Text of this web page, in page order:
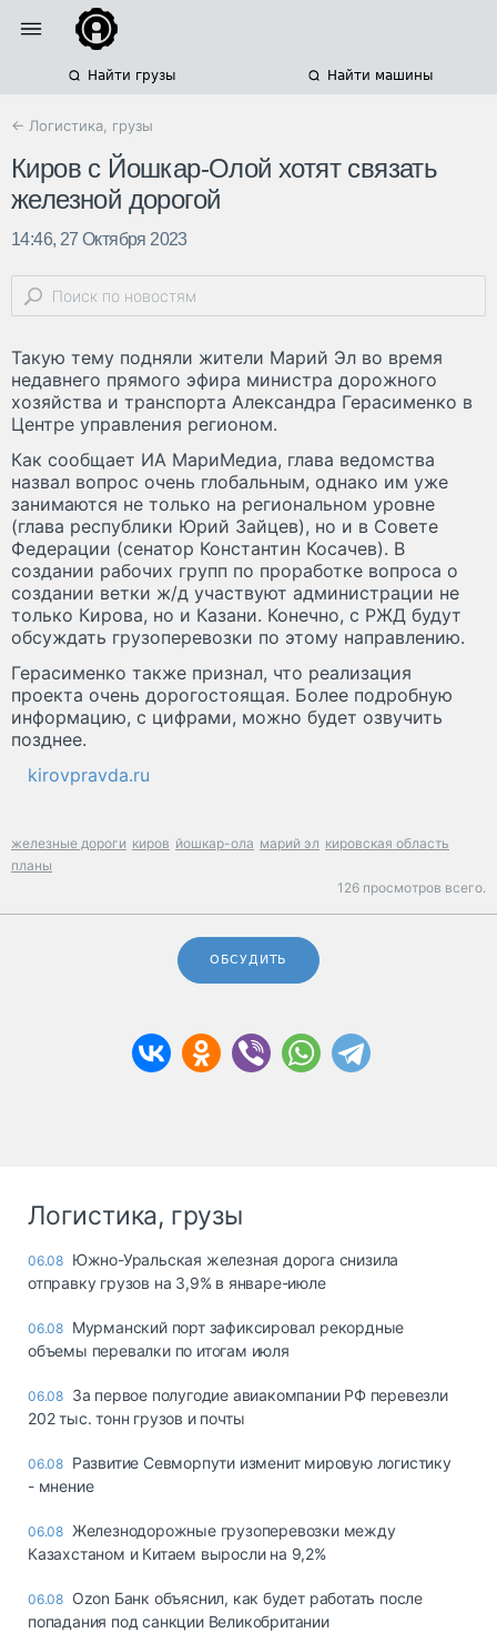
Найти грузы Найти машины
← Логистика, грузы
Киров с Йошкар-Олой хотят связать
железной дорогой
14:46, 27 Октября 2023
Такую тему подняли жители Марий Эл во время
недавнего прямого эфира министра дорожного
хозяйства и транспорта Александра Герасименко в
Центре управления регионом.
Как сообщает ИА МариМедиа, глава ведомства
назвал вопрос очень глобальным, однако им уже
занимаются не только на региональном уровне
(глава республики Юрий Зайцев), но и в Совете
Федерации (сенатор Константин Косачев). В
создании рабочих групп по проработке вопроса о
создании ветки ж/д участвуют администрации не
только Кирова, но и Казани. Конечно, с РЖД будут
обсуждать грузоперевозки по этому направлению.
Герасименко также признал, что реализация
проекта очень дорогостоящая. Более подробную
информацию, с цифрами, можно будет озвучить
позднее.
kirovpravda.ru
железные дороги киров йошкар-ола марий эл кировская область
планы
126 просмотров всего.
ОБСУДИТЬ
Логистика, грузы
06.08 Южно-Уральская железная дорога снизила
отправку грузов на 3,9% в январе-июле
06.08 Мурманский порт зафиксировал рекордные
объемы перевалки по итогам июля
06.08 За первое полугодие авиакомпании РФ перевезли
202 тыс. тонн грузов и почты
06.08 Развитие Севморпути изменит мировую логистику
- мнение
06.08 Железнодорожные грузоперевозки между
Казахстаном и Китаем выросли на 9,2%
06.08 Ozon Банк объяснил, как будет работать после
попадания под санкции Великобритании